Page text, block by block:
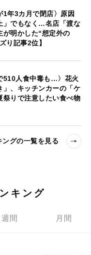
1年3カ月で閉店〉原因
」でもなく…名店「渡な
が明かした“想定外の
り記事2位】
510人食中毒も…〉花火
」、キッチンカーの「ケ
りで注意したい食べ物
ングの一覧を見る
キング
週間 月間